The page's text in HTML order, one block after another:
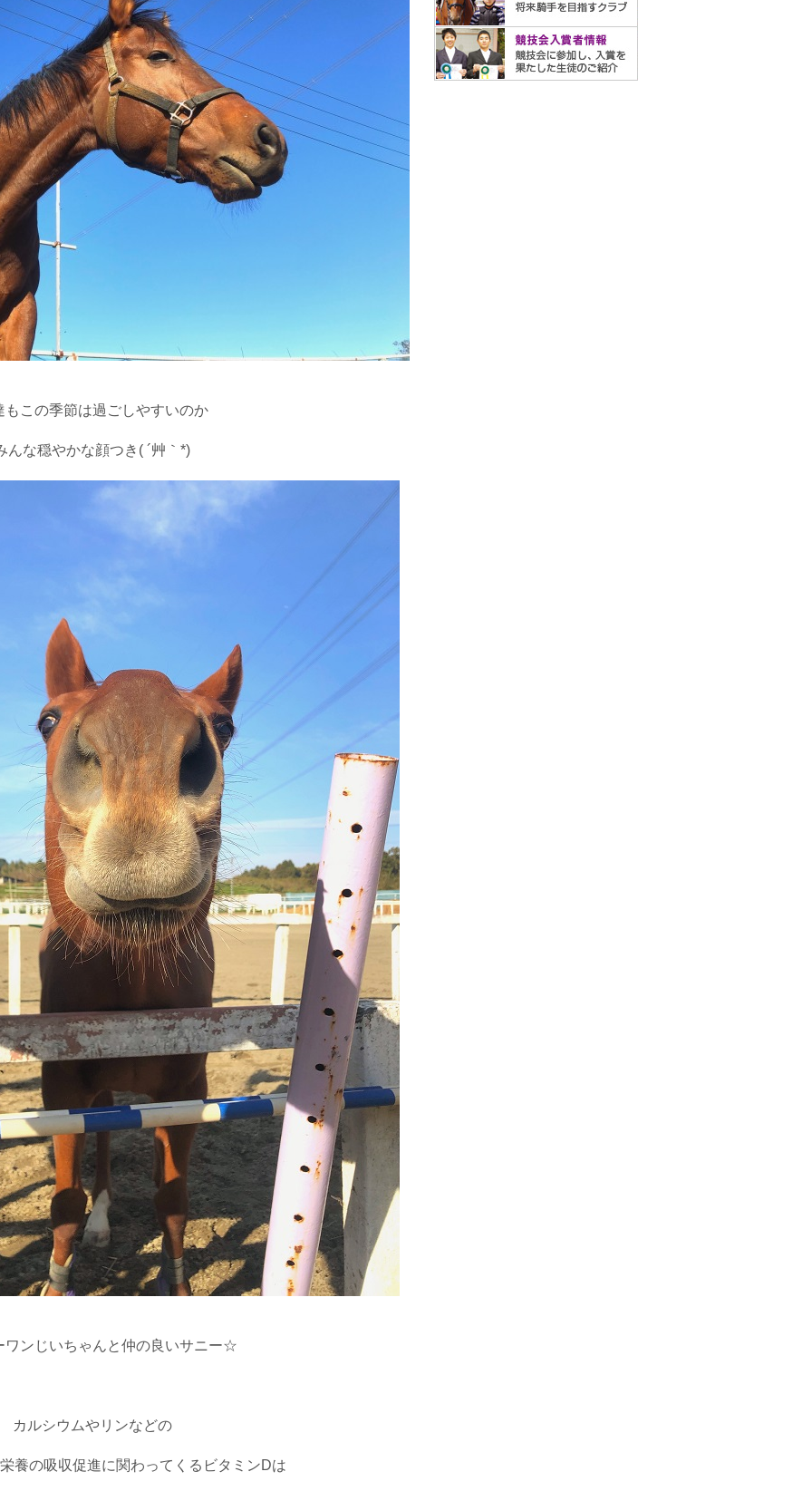
もこの季節は過ごしやすいのか
んな穏やかな顔つき( ´艸｀*)
ワンじいちゃんと仲の良いサニー☆
カルシウムやリンなどの
養の吸収促進に関わってくるビタミンDは